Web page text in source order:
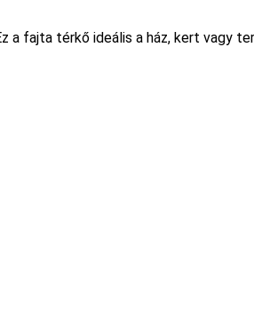
fajta térkő ideális a ház, kert vagy